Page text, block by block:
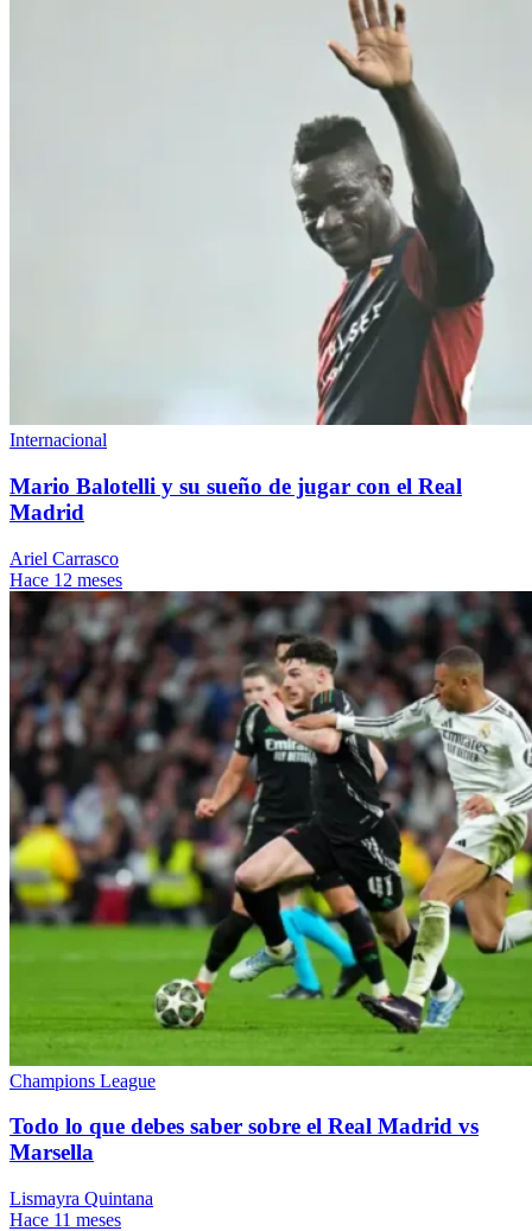
Internacional
Mario Balotelli y su sueño de jugar con el Real
Madrid
Ariel Carrasco
Hace 12 meses
Champions League
Todo lo que debes saber sobre el Real Madrid vs
Marsella
Lismayra Quintana
Hace 11 meses